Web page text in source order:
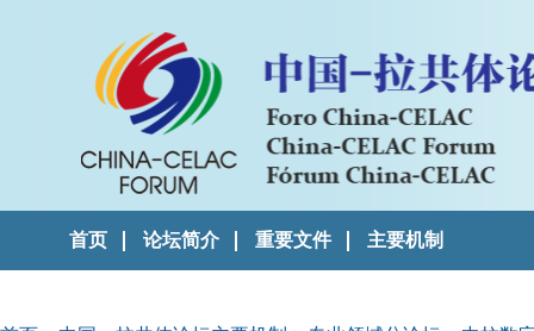
首页 论坛简介 重要文件 主要机制